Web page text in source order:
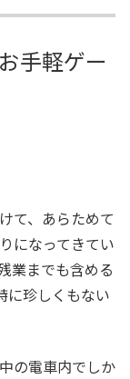
手軽ゲー
て、あらためて
になってきてい
業までも含める
に珍しくもない
の電車内でしか